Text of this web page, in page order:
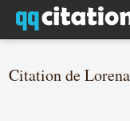
Citation de